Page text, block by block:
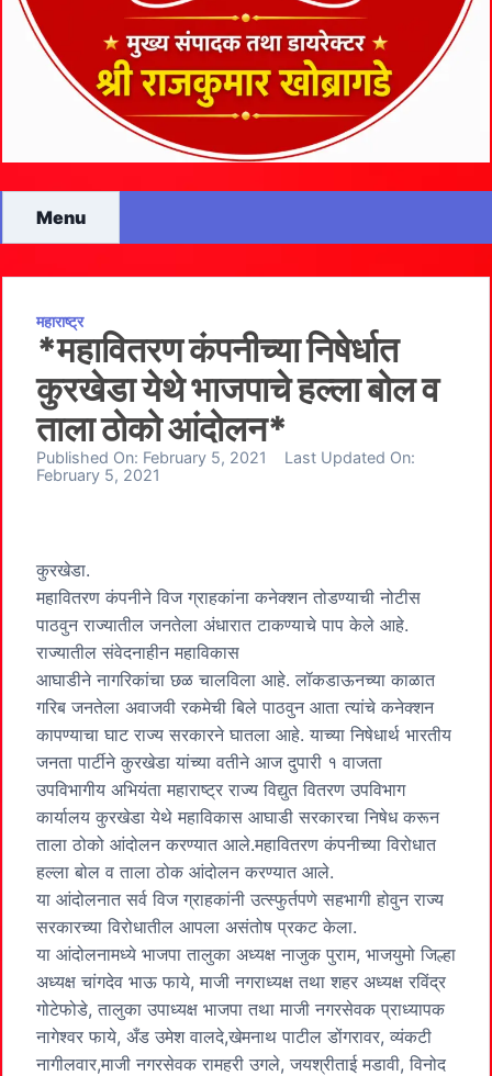
Menu
महाराष्ट्र
*महावितरण कंपनीच्‍या निषेर्धात
कुरखेडा येथे भाजपाचे हल्‍ला बोल व
ताला ठोको आंदोलन*
Published On: February 5, 2021
Last Updated On:
February 5, 2021
कुरखेडा.
महावितरण कंपनीने विज ग्राहकांना कनेक्‍शन तोडण्‍याची नोटीस
पाठवुन राज्‍यातील जनतेला अंधारात टाकण्‍याचे पाप केले आहे.
राज्‍यातील संवेदनाहीन महाविकास
आघाडीने नागरिकांचा छळ चालविला आहे. लॉकडाऊनच्‍या काळात
गरिब जनतेला अवाजवी रकमेची बिले पाठवुन आता त्‍यांचे कनेक्‍शन
कापण्‍याचा घाट राज्‍य सरकारने घातला आहे. याच्‍या निषेधार्थ भारतीय
जनता पार्टीने कुरखेडा यांच्या वतीने आज दुपारी १ वाजता
उपविभागीय अभियंता महाराष्ट्र राज्य विद्युत वितरण उपविभाग
कार्यालय कुरखेडा येथे महाविकास आघाडी सरकारचा निषेध करून
ताला ठोको आंदोलन करण्यात आले.महावितरण कंपनीच्‍या विरोधात
हल्‍ला बोल व ताला ठोक आंदोलन करण्यात आले.
या आंदोलनात सर्व विज ग्राहकांनी उत्‍स्‍फुर्तपणे सहभागी होवुन राज्‍य
सरकारच्‍या विरोधातील आपला असंतोष प्रकट केला.
या आंदोलनामध्ये भाजपा तालुका अध्यक्ष नाजुक पुराम, भाजयुमो जिल्हा
अध्यक्ष चांगदेव भाऊ फाये, माजी नगराध्यक्ष तथा शहर अध्यक्ष रविंद्र
गोटेफोडे, तालुका उपाध्यक्ष भाजपा तथा माजी नगरसेवक प्राध्यापक
नागेश्वर फाये, अँड उमेश वालदे,खेमनाथ पाटील डोंगरावर, व्यंकटी
नागीलवार,माजी नगरसेवक रामहरी उगले, जयश्रीताई मडावी, विनोद